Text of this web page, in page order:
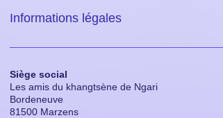
Informations légales
Siège social
Les amis du khangtsène de Ngari
Bordeneuve
81500 Marzens